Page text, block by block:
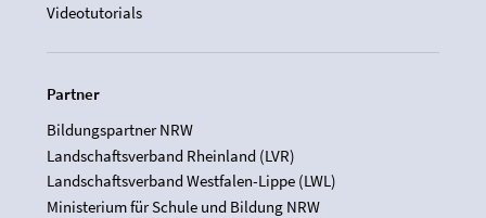
Videotutorials
Partner
Bildungspartner NRW
Landschaftsverband Rheinland (LVR)
Landschaftsverband Westfalen-Lippe (LWL)
Ministerium für Schule und Bildung NRW